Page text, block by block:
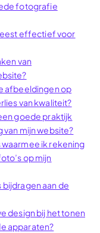
fotografie
effectief voor
van
afbeeldingen op
van kwaliteit?
goede praktijk
mijn website?
ik rekening
op mijn
bijdragen aan de
design bij het tonen
apparaten?